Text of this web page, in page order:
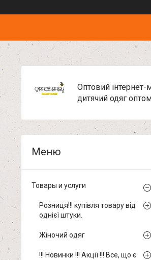
Оптовий інтернет-
дитячий одяг
Товары и услуги
Розниця!!! купівля товару від
однієї штуки.
Жіночий одяг
!!! Новинки !!! Акції !!! Все, що є